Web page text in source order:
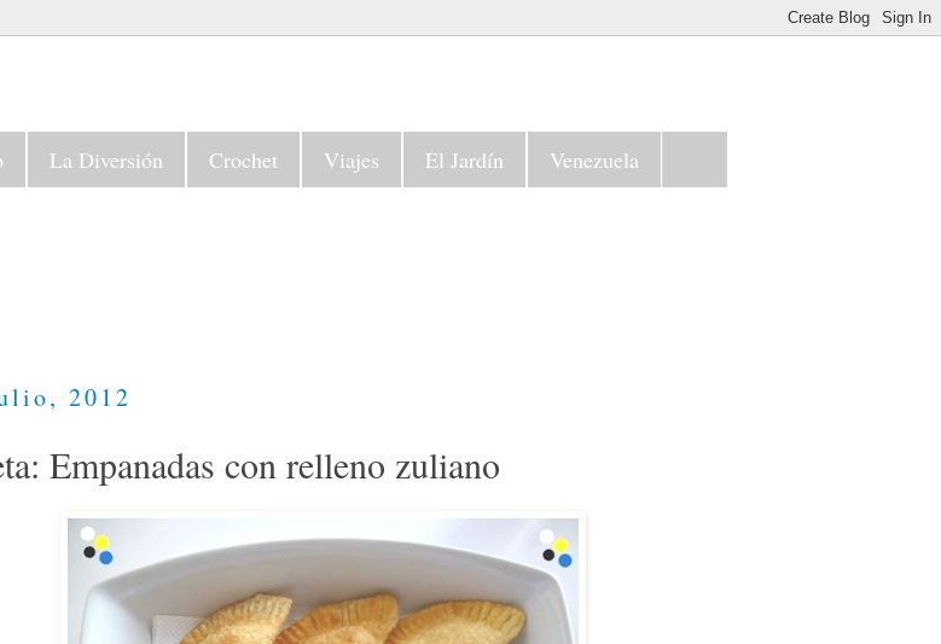
La Diversión Crochet Viajes El Jardín Venezuela
2012
Empanadas con relleno zuliano